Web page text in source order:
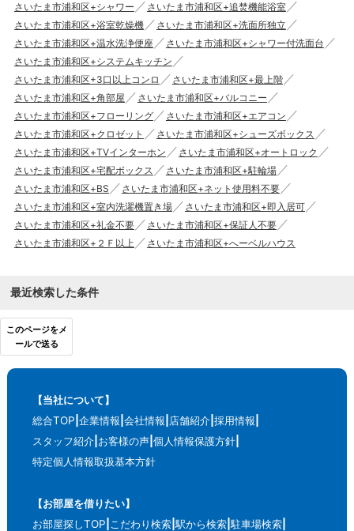
さいたま市浦和区+シャワー
さいたま市浦和区+追焚機能浴室
さいたま市浦和区+浴室乾燥機
さいたま市浦和区+洗面所独立
さいたま市浦和区+温水洗浄便座
さいたま市浦和区+シャワー付洗面台
さいたま市浦和区+システムキッチン
さいたま市浦和区+3口以上コンロ
さいたま市浦和区+最上階
さいたま市浦和区+角部屋
さいたま市浦和区+バルコニー
さいたま市浦和区+フローリング
さいたま市浦和区+エアコン
さいたま市浦和区+クロゼット
さいたま市浦和区+シューズボックス
さいたま市浦和区+TVインターホン
さいたま市浦和区+オートロック
さいたま市浦和区+宅配ボックス
さいたま市浦和区+駐輪場
さいたま市浦和区+BS
さいたま市浦和区+ネット使用料不要
さいたま市浦和区+室内洗濯機置き場
さいたま市浦和区+即入居可
さいたま市浦和区+礼金不要
さいたま市浦和区+保証人不要
さいたま市浦和区+２Ｆ以上
さいたま市浦和区+へーベルハウス
最近検索した条件
このページをメ
ールで送る
【当社について】
総合TOP 企業情報 会社情報 店舗紹介 採用情報
スタッフ紹介 お客様の声 個人情報保護方針
特定個人情報取扱基本方針
【お部屋を借りたい】
お部屋探しTOP こだわり検索 駅から検索 駐車場検索